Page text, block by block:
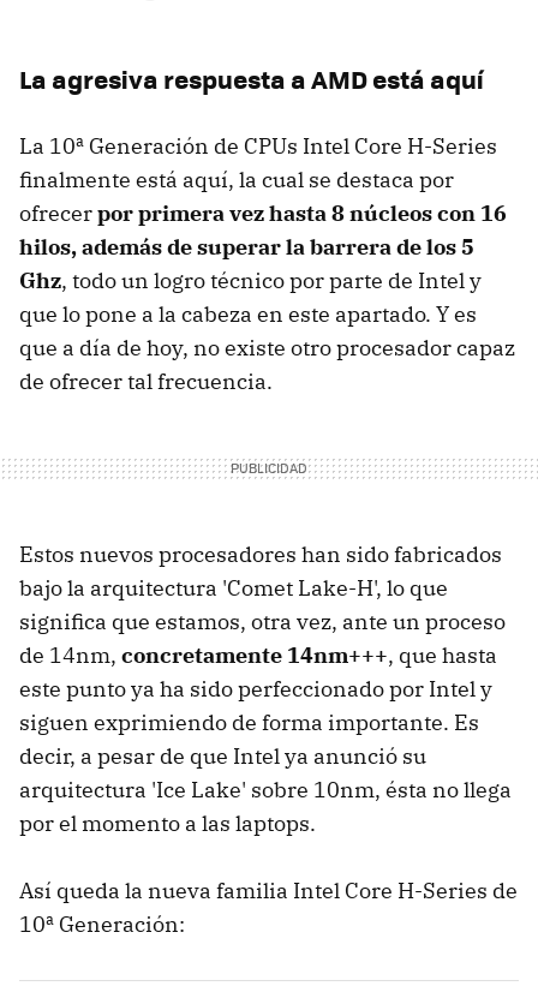
La agresiva respuesta a AMD está aquí
La 10ª Generación de CPUs Intel Core H-Series
finalmente está aquí, la cual se destaca por
ofrecerpor primera vez hasta 8 núcleos con 16
hilos, además de superar la barrera de los 5
Ghz, todo un logro técnico por parte de Intel y
que lo pone a la cabeza en este apartado. Y es
que a día de hoy, no existe otro procesador capaz
de ofrecer tal frecuencia.
Estos nuevos procesadores han sido fabricados
bajo la arquitectura 'Comet Lake-H', lo que
significa que estamos, otra vez, ante un proceso
de 14nm, concretamente 14nm+++, que hasta
este punto ya ha sido perfeccionado por Intel y
siguen exprimiendo de forma importante. Es
decir, a pesar de que Intel ya anunció su
arquitectura 'Ice Lake' sobre 10nm, ésta no llega
por el momento a las laptops.
Así queda la nueva familia Intel Core H-Series de
10ª Generación: